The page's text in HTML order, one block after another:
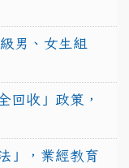
男、女生組
回收」政策，
」，業經教育